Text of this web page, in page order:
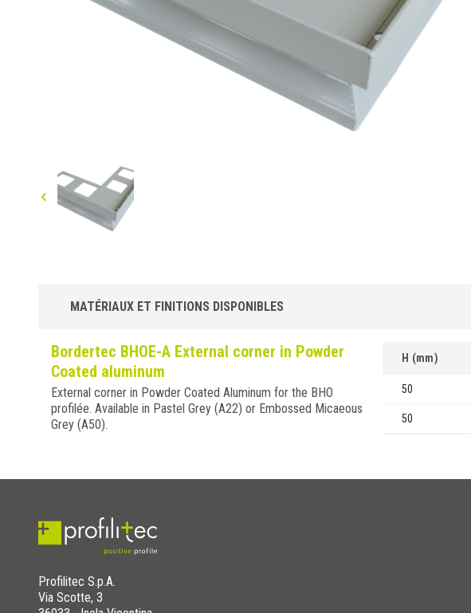
MATÉRIAUX ET FINITIONS DISPONIBLES
Bordertec BHOE-A External corner in Powder
Coated aluminum
External corner in Powder Coated Aluminum for the BHO
profilée. Available in Pastel Grey (A22) or Embossed Micaeous
Grey (A50).
H (mm)
50
50
Profilitec S.p.A.
Via Scotte, 3